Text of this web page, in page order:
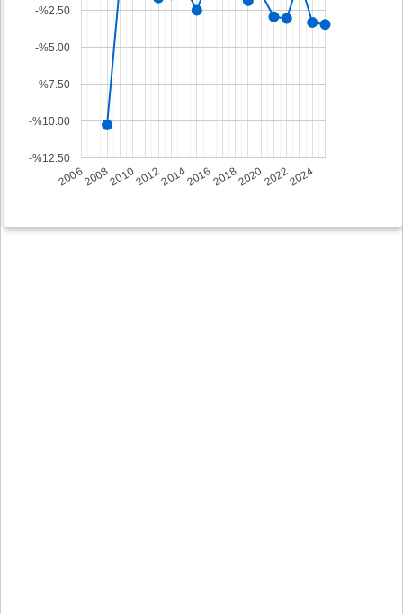
2006200820102012201420162018202020222024
-%12.50
-%10.00
-%7.50
-%5.00
-%2.50